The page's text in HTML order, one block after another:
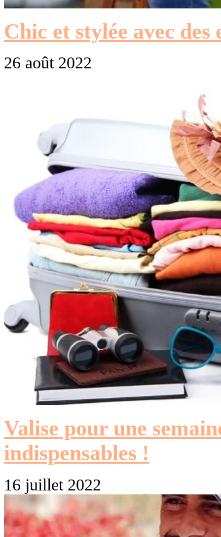
Chic et stylée avec
26 août 2022
Valise pour une
indispensables !
16 juillet 2022